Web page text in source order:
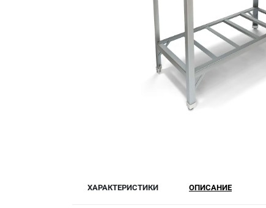
ХАРАКТЕРИСТИКИ ОПИСАНИЕ